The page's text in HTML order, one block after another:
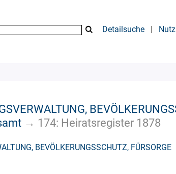
Detailsuche |
→ 174: Heiratsregister 1878
BEVÖLKERUNGSSCHUTZ, FÜRSORGE